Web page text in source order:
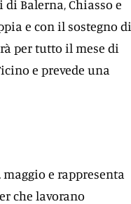
Balerna, Chiasso e
e con il sostegno di
per tutto il mese di
e prevede una
e rappresenta
che lavorano